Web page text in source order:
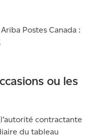
Postes Canada :
ou les
contractante
du tableau